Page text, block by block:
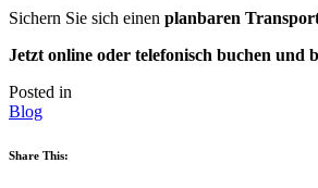
Sichern Sie sich einen planbaren
Jetzt online oder telefonisch buchen und
Posted in
Blog
Share This: